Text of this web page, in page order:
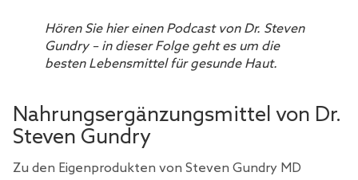
Hören Sie hier einen Podcast von Dr. Steven
Gundry – in dieser Folge geht es um die
besten Lebensmittel für gesunde Haut.
Nahrungsergänzungsmittel von Dr.
Steven Gundry
Zu den Eigenprodukten von Steven Gundry MD